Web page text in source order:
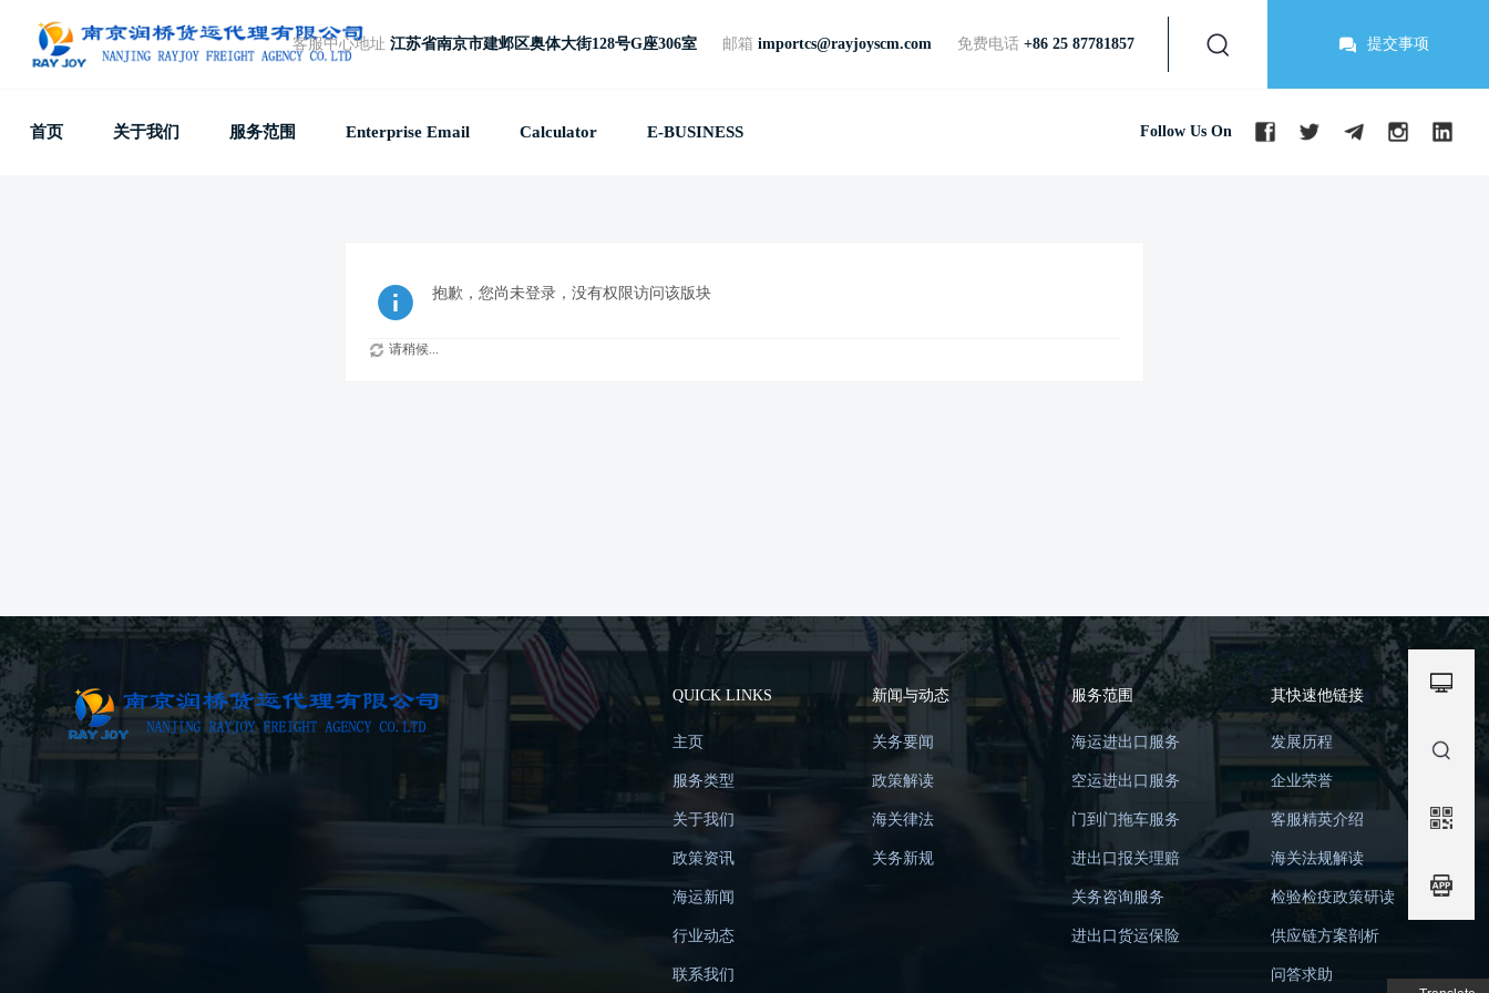
客服中心地址 江苏省南京市建邺区奥体大街128号G座306室 邮箱 importcs@rayjoyscm.com 免费电话 +86 25 87781857 提交事项
首页 关于我们 服务范围 Enterprise Email Calculator E-BUSINESS Follow Us On
抱歉，您尚未登录，没有权限访问该版块
请稍候...
QUICK LINKS
主页
服务类型
关于我们
政策资讯
海运新闻
行业动态
联系我们
新闻与动态
关务要闻
政策解读
海关律法
关务新规
服务范围
海运进出口服务
空运进出口服务
门到门拖车服务
进出口报关理赔
关务咨询服务
进出口货运保险
其快速他链接
发展历程
企业荣誉
客服精英介绍
海关法规解读
检验检疫政策研读
供应链方案剖析
问答求助